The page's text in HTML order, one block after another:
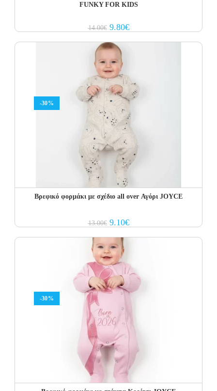
FUNKY FOR KIDS
14.00€ Original
price
14.00€.
9.80€Current
price
-30%
Βρεφικό φορμάκι με σχέδιο all over Αγόρι JOYCE
13.00€ Original
price
13.00€.
9.10€Current
price
-30%